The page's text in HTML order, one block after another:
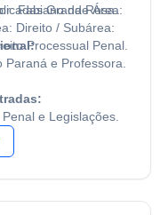
Grande Área:
Direito / Subárea:
Processual Penal.
Fabiano da Rosa.
e Professora.
e Legislações.